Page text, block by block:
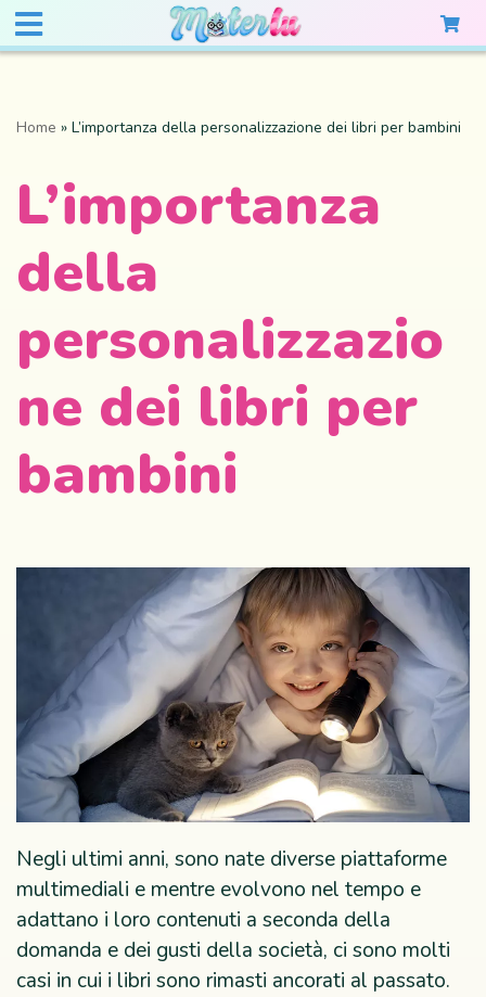
Home » L’importanza della personalizzazione dei libri per bambini
L’importanza
della
personalizzazio
ne dei libri per
bambini
Negli ultimi anni, sono nate diverse piattaforme
multimediali e mentre evolvono nel tempo e
adattano i loro contenuti a seconda della
domanda e dei gusti della società, ci sono molti
casi in cui i libri sono rimasti ancorati al passato.